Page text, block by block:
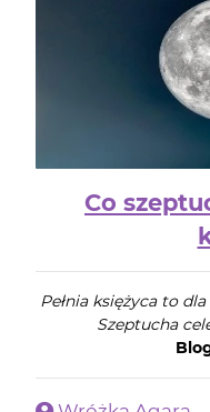
Co
Pełnia księżyca to
Szeptucha